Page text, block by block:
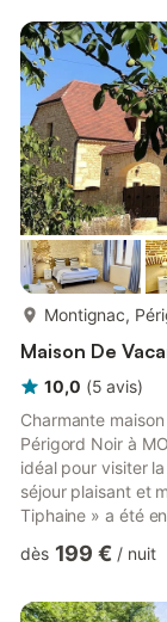
ville la semaine. (
Lascaux 2 kms,
Montignac,
Maison De
10,0 (5 avis)
Charmante
Périgord Noir à
idéal pour visiter
séjour plaisant et
Tiphaine » a été
proximité des
coiffeurs, centres
dès 199 € / nuit